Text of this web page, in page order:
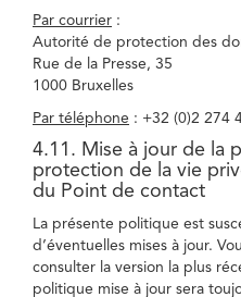
Par courrier :
Autorité de protection des
Rue de la Presse, 35
1000 Bruxelles
Par téléphone : +32 (0)2 274
4.11. Mise à jour de la
protection de la vie
du Point de contact
La présente politique est
d’éventuelles mises à jour.
consulter la version la plus
politique mise à jour sera